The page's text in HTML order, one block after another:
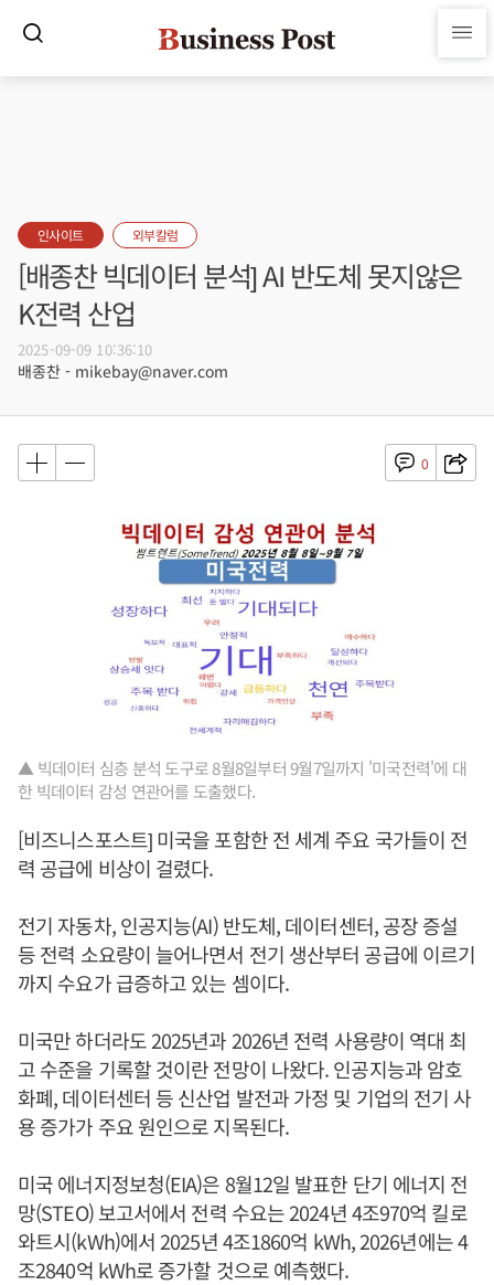
인사이트 외부칼럼
[배종찬 빅데이터 분석] AI 반도체 못지않은
K전력 산업
2025-09-09 10:36:10
배종찬 - mikebay@naver.com
0
▲ 빅데이터 심층 분석 도구로 8월8일부터 9월7일까지 '미국전력'에 대
한 빅데이터 감성 연관어를 도출했다.
[비즈니스포스트] 미국을 포함한 전 세계 주요 국가들이 전
력 공급에 비상이 걸렸다.
전기 자동차, 인공지능(AI) 반도체, 데이터센터, 공장 증설
등 전력 소요량이 늘어나면서 전기 생산부터 공급에 이르기
까지 수요가 급증하고 있는 셈이다.
미국만 하더라도 2025년과 2026년 전력 사용량이 역대 최
고 수준을 기록할 것이란 전망이 나왔다. 인공지능과 암호
화폐, 데이터센터 등 신산업 발전과 가정 및 기업의 전기 사
용 증가가 주요 원인으로 지목된다.
미국 에너지정보청(EIA)은 8월12일 발표한 단기 에너지 전
망(STEO) 보고서에서 전력 수요는 2024년 4조970억 킬로
와트시(kWh)에서 2025년 4조1860억 kWh, 2026년에는 4
조2840억 kWh로 증가할 것으로 예측했다.